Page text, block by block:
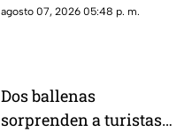
El ataque quedó registrado por
agosto 07, 2026 05:48 p. m.
Dos ballenas
sorprenden a turistas